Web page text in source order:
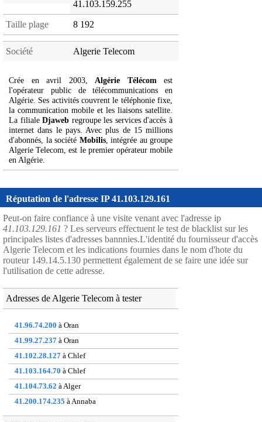
41.103.159.255
Taille plage 8 192
Société Algerie Telecom
Crée en avril 2003, Algérie Télécom est
l'opérateur public de télécommunications en
Algérie. Ses activités couvrent le téléphonie fixe,
la communication mobile et les liaisons satellite.
La filialeDjaweb regroupe les services d'accès à
internet dans le pays. Avec plus de 15 millions
d'abonnés, la société Mobilis, intégrée au groupe
Algerie Telecom, est le premier opérateur mobile
en Algérie.
Réputation de l'adresse IP 41.103.129.161
Peut-on faire confiance à une visite venant avec l'adresse ip
41.103.129.161 ? Les serveurs effectuent le test de blacklist sur les
principales listes d'adresses bannnies.L'identité du fournisseur d'accès
Algerie Telecom et les indications fournies dans le nom d'hote du
routeur 149.14.5.130 permettent également de se faire une idée sur
l'utilisation de cette adresse.
Adresses de Algerie Telecom à tester
41.96.74.200 à Oran
41.99.27.237 à Oran
41.102.28.127 à Chlef
41.103.164.70 à Chlef
41.104.73.62 à Alger
41.200.174.235 à Annaba
154.121.251.70à Alger